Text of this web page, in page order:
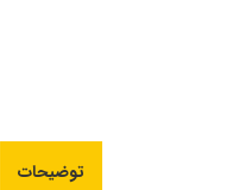
توضیحات